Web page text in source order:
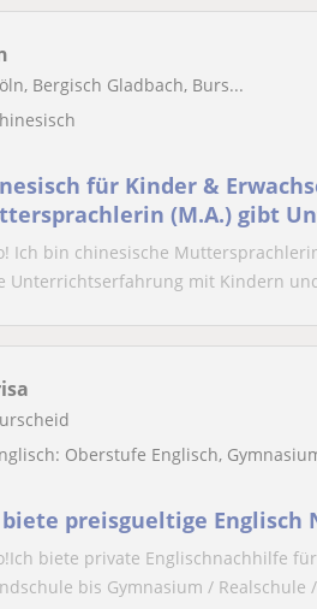
Bergisch Gladbach, Burs...
für Kinder &
(M.A.) gibt
Ich bin chinesische
Unterrichtserfahrung mit Kindern
Oberstufe Englisch,
preisgueltige Englisch
biete private Englisch­nachhilfe
bis Gymnasium / Realschule